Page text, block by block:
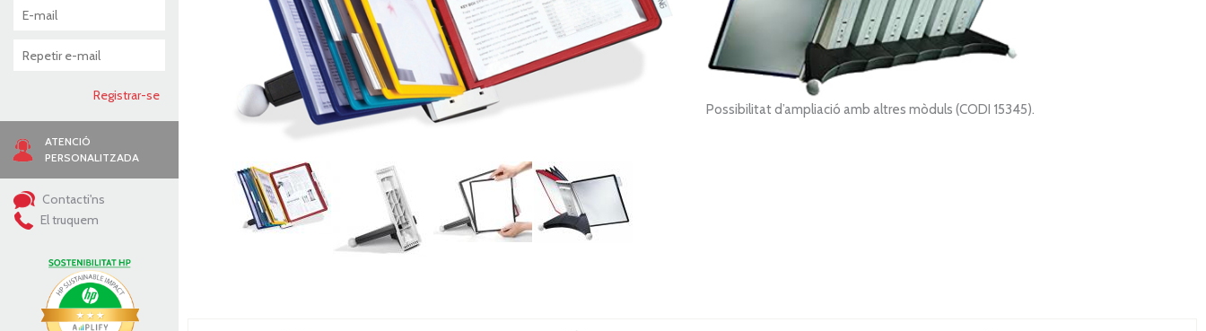
Possibilitat d’ampliació amb altres mòduls (CODI 15345).
ATENCIÓ
PERSONALITZADA
Contacti'ns
El truquem